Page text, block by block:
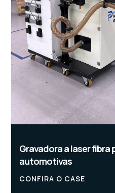
Gravadora a laser
automotivas
CONFIRA O CASE